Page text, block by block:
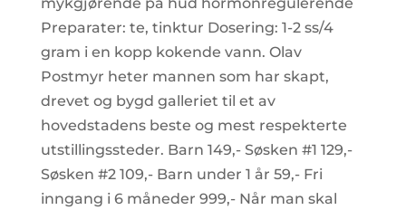
Preparater: te, tinktur Dosering: 1-2 ss/4
gram i en kopp kokende vann. Olav
Postmyr heter mannen som har skapt,
drevet og bygd galleriet til et av
hovedstadens beste og mest respekterte
utstillingssteder. Barn 149,- Søsken #1 129,-
Søsken #2 109,- Barn under 1 år 59,- Fri
inngang i 6 måneder 999,- Når man skal